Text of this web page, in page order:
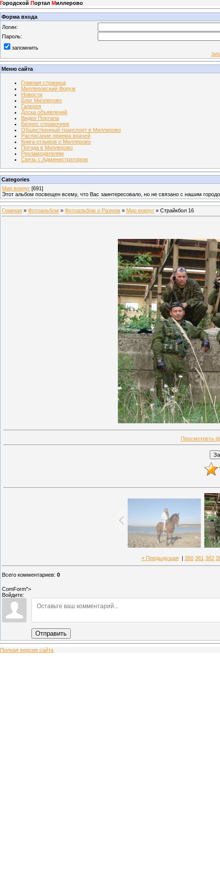
Городской Портал Миллерово
Форма входа
Логин:
Пароль:
запомнить
Меню сайта
Главная страница
Миллеровский Форум
Новости
Блог Миллерово
Галерея
Доска объявлений
Видео Портала
Бизнес справочник
Общественный транспорт в Миллерово
Расписание приема врачей
Книга отзывов о Миллерово
Погода в Миллерово
Рекламодателям
Связь с Администратором
Categories
Мир вокруг [691]
Этот альбом посвещен всему, что Вас заинтересовало, но не связано с нашим
Главная » Фотоальбом » Фотоальбом о Разном » Мир вокруг » Страйкбол 16
Просмотреть
« Предыдущая 380 381 382
Всего комментариев: 0
ComForm">
Войдите:
Отправить
Полная версия сайта